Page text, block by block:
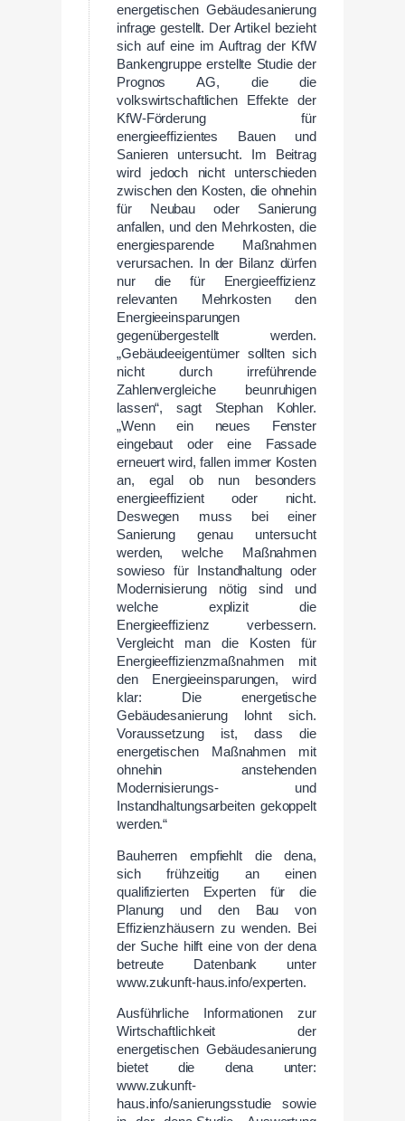
energetischen Gebäudesanierung
infrage gestellt. Der Artikel bezieht
sich auf eine im Auftrag der KfW
Bankengruppe erstellte Studie der
Prognos AG, die die
volkswirtschaftlichen Effekte der
KfW-Förderung für
energieeffizientes Bauen und
Sanieren untersucht. Im Beitrag
wird jedoch nicht unterschieden
zwischen den Kosten, die ohnehin
für Neubau oder Sanierung
anfallen, und den Mehrkosten, die
energiesparende Maßnahmen
verursachen. In der Bilanz dürfen
nur die für Energieeffizienz
relevanten Mehrkosten den
Energieeinsparungen
gegenübergestellt werden.
„Gebäudeeigentümer sollten sich
nicht durch irreführende
Zahlenvergleiche beunruhigen
lassen“, sagt Stephan Kohler.
„Wenn ein neues Fenster
eingebaut oder eine Fassade
erneuert wird, fallen immer Kosten
an, egal ob nun besonders
energieeffizient oder nicht.
Deswegen muss bei einer
Sanierung genau untersucht
werden, welche Maßnahmen
sowieso für Instandhaltung oder
Modernisierung nötig sind und
welche explizit die
Energieeffizienz verbessern.
Vergleicht man die Kosten für
Energieeffizienzmaßnahmen mit
den Energieeinsparungen, wird
klar: Die energetische
Gebäudesanierung lohnt sich.
Voraussetzung ist, dass die
energetischen Maßnahmen mit
ohnehin anstehenden
Modernisierungs- und
Instandhaltungsarbeiten gekoppelt
werden.“
Bauherren empfiehlt die dena,
sich frühzeitig an einen
qualifizierten Experten für die
Planung und den Bau von
Effizienzhäusern zu wenden. Bei
der Suche hilft eine von der dena
betreute Datenbank unter
www.zukunft-haus.info/experten.
Ausführliche Informationen zur
Wirtschaftlichkeit der
energetischen Gebäudesanierung
bietet die dena unter:
www.zukunft-
haus.info/sanierungsstudie sowie